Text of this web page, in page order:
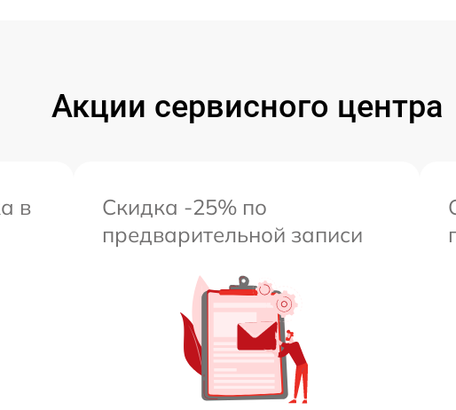
Акции сервисного центра
в
Скидка -25% по
предварительной записи